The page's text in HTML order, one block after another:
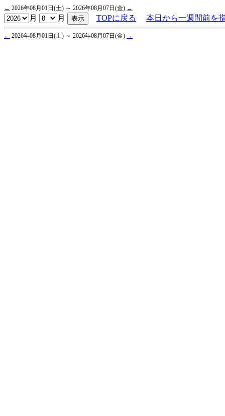
← 2026年08月01日(土) ～ 2026年08月07日(金) →
月 月 TOPに戻る 本日から一週間前を
← 2026年08月01日(土) ～ 2026年08月07日(金) →